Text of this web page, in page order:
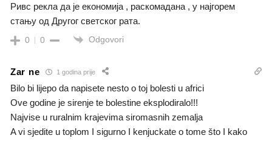
Ривс рекла да је економија , раскомадана , у најгорем
стању од Другог светског рата.
0 0 Odgovori
Zar ne 1 godina prije
Bilo bi lijepo da napisete nesto o toj bolesti u africi
Ove godine je sirenje te bolestine eksplodiralo!!!
Najvise u ruralnim krajevima siromasnih zemalja
A vi sjedite u toplom I sigurno I kenjuckate o tome što I kako